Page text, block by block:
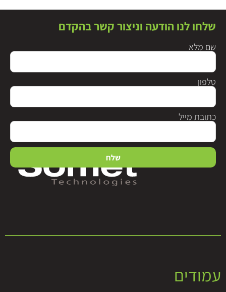
שלחו לנו הודעה וניצור קשר בהקדם
שם מלא
טלפון
כתובת מייל
שלח
עמודים